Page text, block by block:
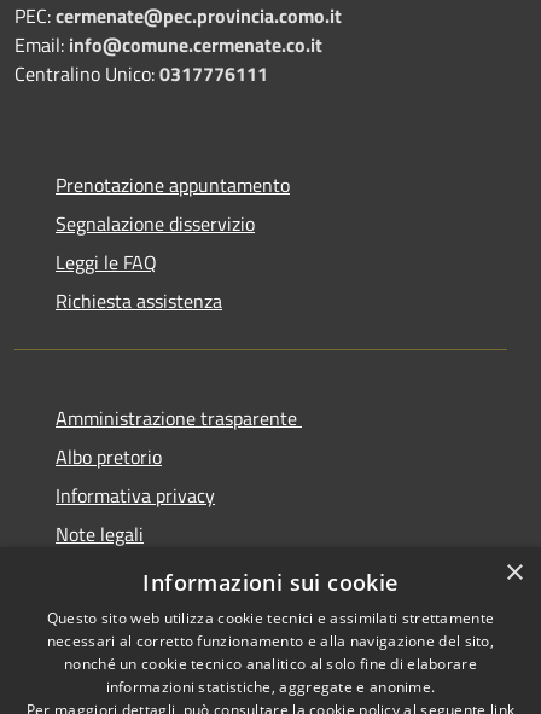
PEC:cermenate@pec.provincia.como.it
Email: info@comune.cermenate.co.it
Centralino Unico:0317776111
Prenotazione appuntamento
Segnalazione disservizio
Leggi le FAQ
Richiesta assistenza
Amministrazione trasparente
Albo pretorio
Informativa privacy
Note legali
Dichiarazione di accessibilità
Copyright © 2026 • Comune di
×
Informazioni sui cookie
Questo sito web utilizza cookie tecnici e assimilati strettamente
necessari al corretto funzionamento e alla navigazione del sito,
nonché un cookie tecnico analitico al solo fine di elaborare
informazioni statistiche, aggregate e anonime.
Per maggiori dettagli, può consultare la cookie policy al seguente link